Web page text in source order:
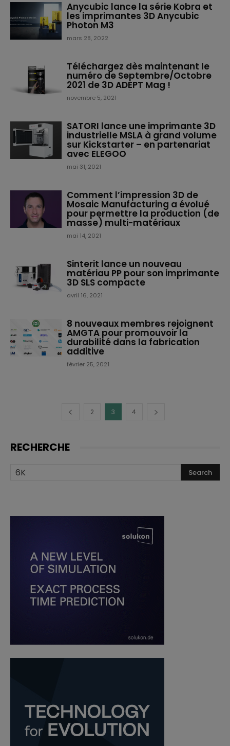
Anycubic lance la série Kobra et
les imprimantes 3D Anycubic
Photon M3
mars 28, 2022
Téléchargez dès maintenant le
numéro de Septembre/Octobre
2021 de 3D ADEPT Mag !
novembre 5, 2021
SATORI lance une imprimante 3D
industrielle MSLA à grand volume
sur Kickstarter – en partenariat
avec ELEGOO
mai 31, 2021
Comment l’impression 3D de
Mosaic Manufacturing a évolué
pour permettre la production (de
masse) multi-matériaux
mai 14, 2021
Sinterit lance un nouveau
matériau PP pour son imprimante
3D SLS compacte
avril 16, 2021
8 nouveaux membres rejoignent
AMGTA pour promouvoir la
durabilité dans la fabrication
additive
février 25, 2021
2 3 4
RECHERCHE